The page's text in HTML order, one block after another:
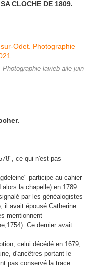
CLOCHE DE 1809.
lavieb-aile juin
ce qui n'est pas
participe au cahier
alors la chapelle) en 1789.
par les généalogistes
il avait épousé Catherine
mentionnent
Ce dernier avait
celui décédé en 1679,
d'ancêtres portant le
pas conservé la trace.